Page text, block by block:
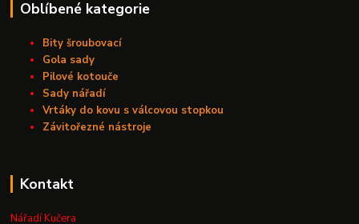
Oblíbené kategorie
Bity šroubovací
Gola sady
Pilové kotouče
Sady nářadí
Vrtáky do kovu s válcovou stopkou
Závitořezné nástroje
Kontakt
Nářadí Kučera